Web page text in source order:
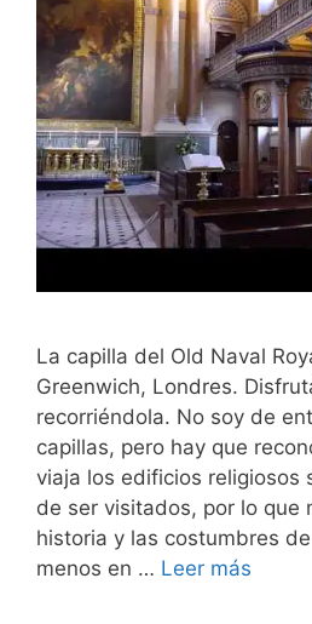
La capilla del Old Naval
Greenwich, Londres.
recorriéndola. No soy de
capillas, pero hay que
viaja los edificios religiosos
de ser visitados, por lo que
historia y las costumbres
menos en … Leer más